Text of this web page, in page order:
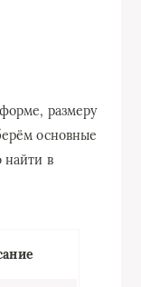
размеру
основные
найти в